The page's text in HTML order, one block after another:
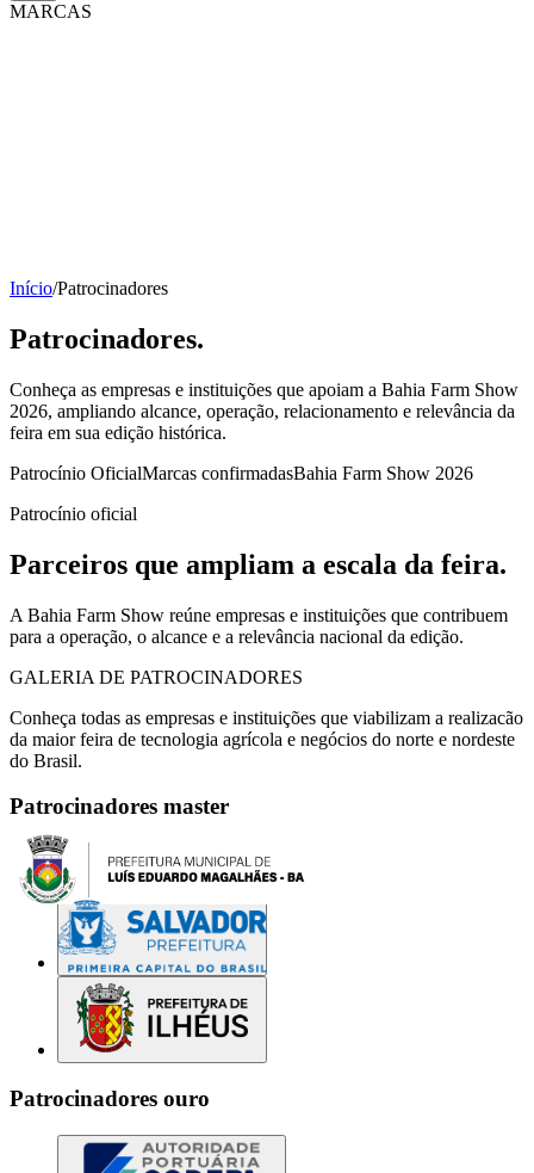
MARCAS
Início/Patrocinadores
Patrocinadores.
Conheça as empresas e instituições que apoiam a Bahia Farm Show
2026, ampliando alcance, operação, relacionamento e relevância da
feira em sua edição histórica.
Patrocínio OficialMarcas confirmadasBahia Farm Show 2026
Patrocínio oficial
Parceiros que ampliam a escala da feira.
A Bahia Farm Show reúne empresas e instituições que contribuem
para a operação, o alcance e a relevância nacional da edição.
GALERIA DE PATROCINADORES
Conheça todas as empresas e instituições que viabilizam a realizacão
da maior feira de tecnologia agrícola e negócios do norte e nordeste
do Brasil.
Patrocinadores master
Patrocinadores ouro